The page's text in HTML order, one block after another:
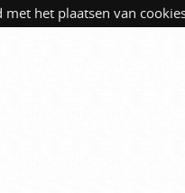
het plaatsen van